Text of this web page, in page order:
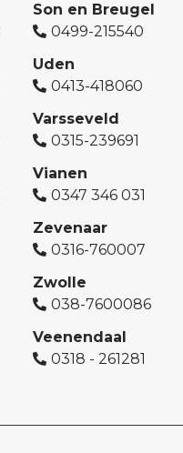
Son en Breugel
0499-215540
Uden
0413-418060
Varsseveld
0315-239691
Vianen
0347 346 031
Zevenaar
0316-760007
Zwolle
038-7600086
Veenendaal
0318 - 261281